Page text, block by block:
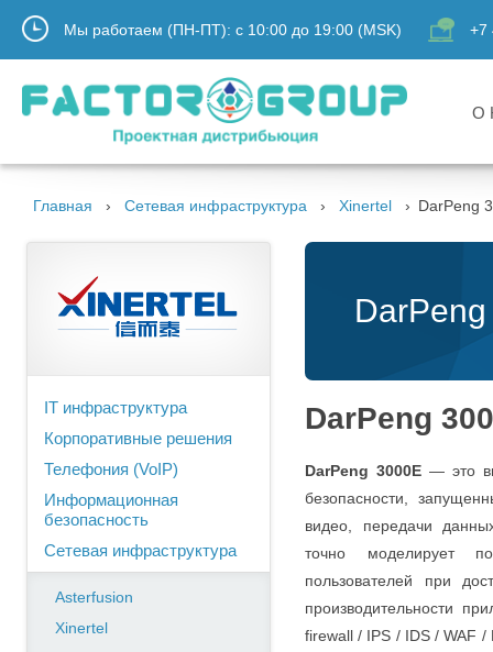
Мы работаем (ПН-ПТ): с 10:00 до 19:00 (MSK) +7
О
Главная Сетевая инфраструктура Xinertel DarPeng
IT инфраструктура
Корпоративные решения
Телефония (VoIP)
Информационная
безопасность
Сетевая инфраструктура
Asterfusion
Xinertel
DarPeng
DarPeng 3000E— это
безопасности,
видео, передачи
точно моделирует
пользователей при
производительности
firewall / IPS / IDS / WAF